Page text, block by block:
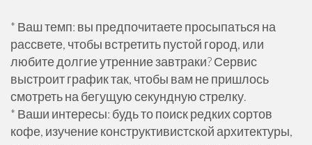
* Ваш темп: вы предпочитаете просыпаться на
рассвете, чтобы встретить пустой город, или
любите долгие утренние завтраки? Сервис
выстроит график так, чтобы вам не пришлось
смотреть на бегущую секундную стрелку.
* Ваши интересы: будь то поиск редких сортов
кофе, изучение конструктивистской архитектуры,